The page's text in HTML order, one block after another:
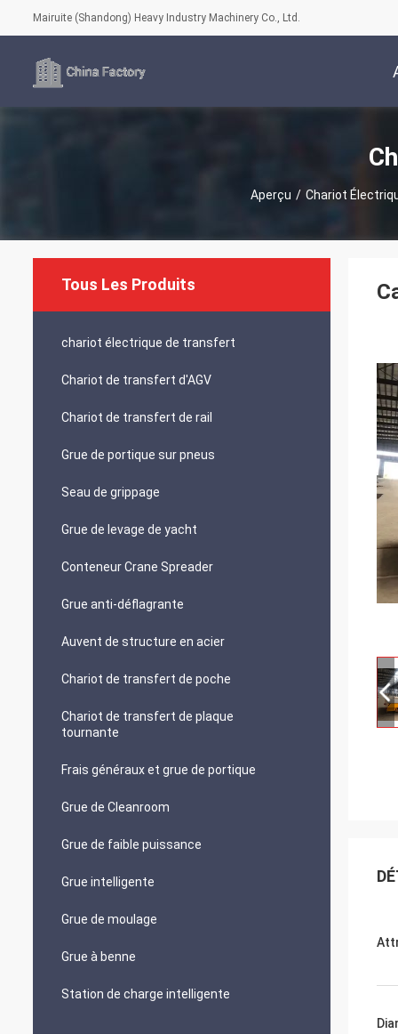
Mairuite (Shandong) Heavy Industry Machinery Co., Ltd.
Aperçu / Chariot
Tous Les Produits
chariot électrique de transfert
Chariot de transfert d'AGV
Chariot de transfert de rail
Grue de portique sur pneus
Seau de grippage
Grue de levage de yacht
Conteneur Crane Spreader
Grue anti-déflagrante
Auvent de structure en acier
Chariot de transfert de poche
Chariot de transfert de plaque
tournante
Frais généraux et grue de portique
Grue de Cleanroom
Grue de faible puissance
Grue intelligente
Grue de moulage
Grue à benne
Station de charge intelligente